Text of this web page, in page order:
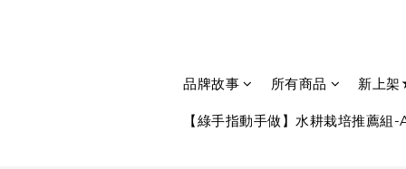
品牌故事 所有商品 新上
【綠手指動手做】水耕栽培推薦